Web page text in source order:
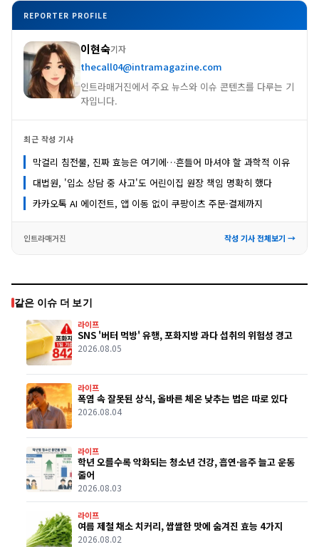
REPORTER PROFILE
이현숙기자
thecall04@intramagazine.com
인트라매거진에서 주요 뉴스와 이슈 콘텐츠를 다루는 기
자입니다.
최근 작성 기사
막걸리 침전물, 진짜 효능은 여기에…흔들어 마셔야 할 과학적 이유
대법원, '입소 상담 중 사고'도 어린이집 원장 책임 명확히 했다
카카오톡 AI 에이전트, 앱 이동 없이 쿠팡이츠 주문·결제까지
인트라매거진 작성 기사 전체보기 →
같은 이슈 더 보기
라이프
SNS '버터 먹방' 유행, 포화지방 과다 섭취의 위험성 경고
2026.08.05
라이프
폭염 속 잘못된 상식, 올바른 체온 낮추는 법은 따로 있다
2026.08.04
라이프
학년 오를수록 악화되는 청소년 건강, 흡연·음주 늘고 운동
줄어
2026.08.03
라이프
여름 제철 채소 치커리, 쌉쌀한 맛에 숨겨진 효능 4가지
2026.08.02